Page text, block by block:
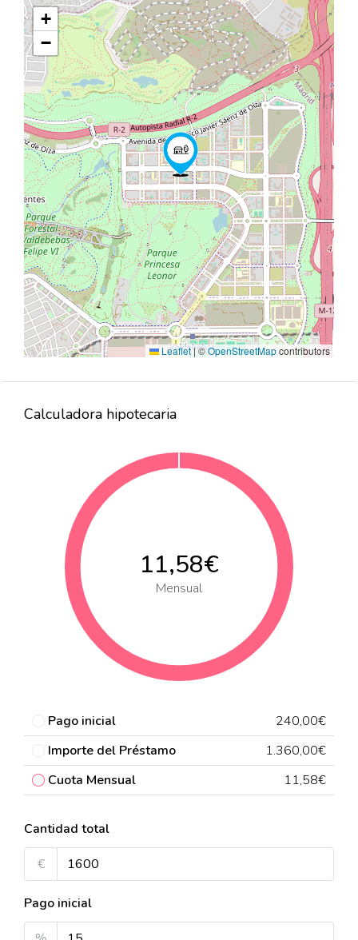
+
−
Leaflet |©OpenStreetMapcontributors
Calculadora hipotecaria
11,58€
Mensual
Pago inicial
240,00€
Importe del Préstamo
1.360,00€
Cuota Mensual
11,58€
Cantidad total
€
Pago inicial